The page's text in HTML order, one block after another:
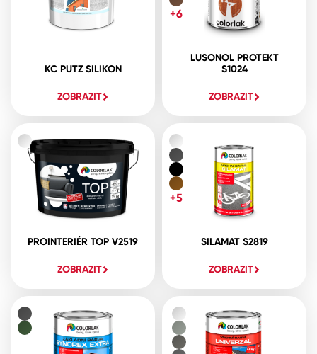
KC PUTZ SILIKON
ZOBRAZIT
LUSONOL PROTEKT
S1024
ZOBRAZIT
+6
PROINTERIÉR TOP V2519
ZOBRAZIT
SILAMAT S2819
ZOBRAZIT
+5